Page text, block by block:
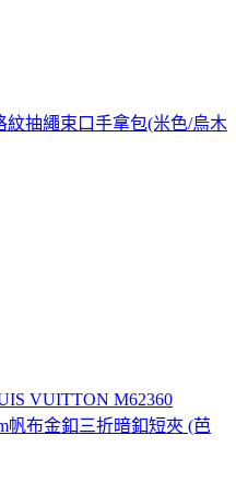
紋抽繩束口手拿包(米色/烏木
VUITTON M62360
帆布金釦三折暗釦短夾 (芭